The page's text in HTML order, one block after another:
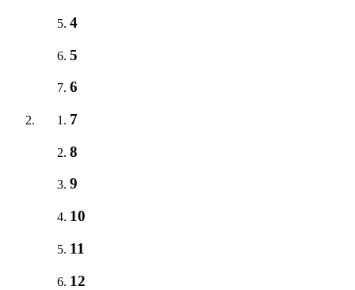
4
5
6
7
8
9
10
11
12